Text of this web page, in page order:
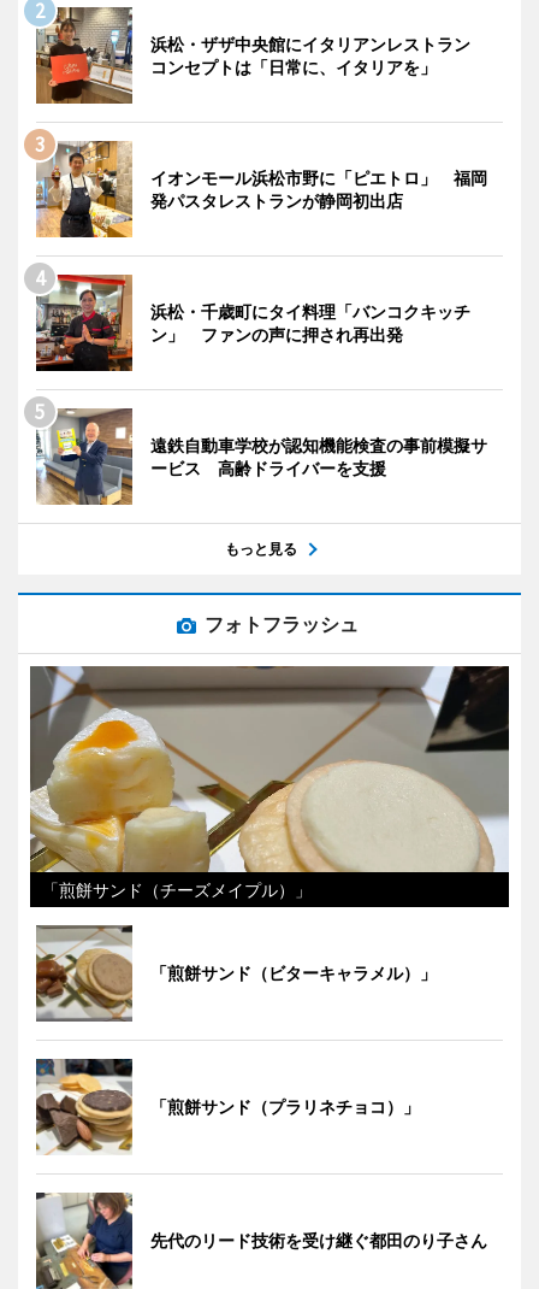
浜松・ザザ中央館にイタリアンレストラン
コンセプトは「日常に、イタリアを」
イオンモール浜松市野に「ピエトロ」 福岡
発パスタレストランが静岡初出店
浜松・千歳町にタイ料理「バンコクキッチ
ン」 ファンの声に押され再出発
遠鉄自動車学校が認知機能検査の事前模擬サ
ービス 高齢ドライバーを支援
もっと見る
フォトフラッシュ
「煎餅サンド（チーズメイプル）」
「煎餅サンド（ビターキャラメル）」
「煎餅サンド（プラリネチョコ）」
先代のリード技術を受け継ぐ都田のり子さん